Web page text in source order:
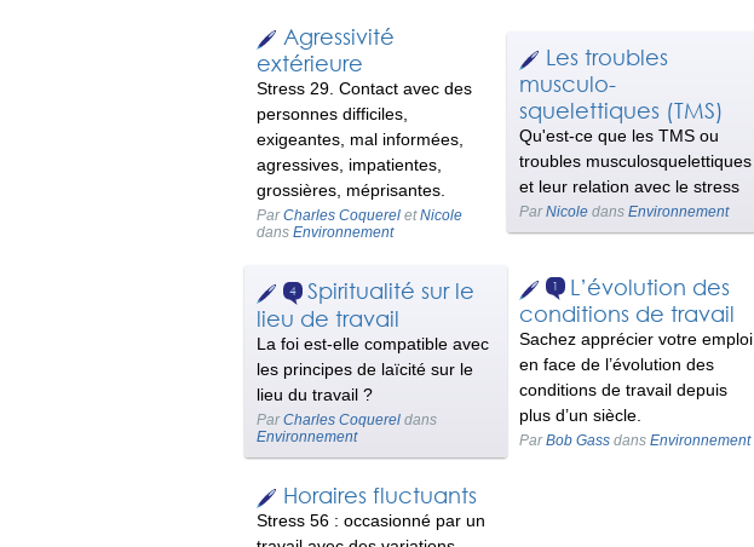
Agressivité
extérieure
Stress 29. Contact avec des
personnes difficiles,
exigeantes, mal informées,
agressives, impatientes,
grossières, méprisantes.
ParCharles Coquerel etNicole
dans Environnement
Les troubles
musculo-
squelettiques (TMS)
Qu'est-ce que les TMS ou
troubles musculosquelettiques
et leur relation avec le stress
ParNicole dansEnvironnement
4 Spiritualité sur le
lieu de travail
La foi est-elle compatible avec
les principes de laïcité sur le
lieu du travail ?
ParCharles Coquerel dans
Environnement
1
L’évolution des
conditions de travail
Sachez apprécier votre emploi,
en face de l’évolution des
conditions de travail depuis
plus d’un siècle.
ParBob Gass dansEnvironnement
Horaires fluctuants
Stress 56 : occasionné par un